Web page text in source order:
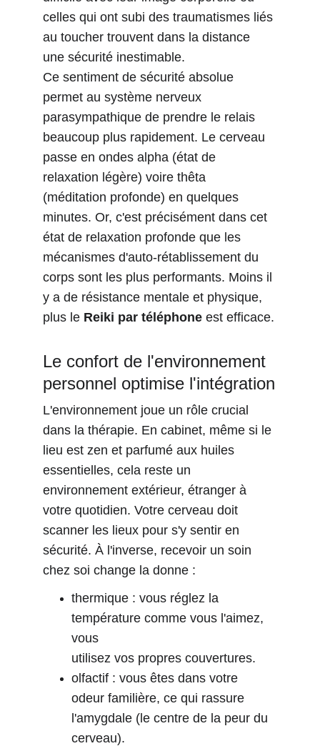
celles qui ont subi des traumatismes liés
au toucher trouvent dans la distance
une sécurité inestimable.
Ce sentiment de sécurité absolue
permet au système nerveux
parasympathique de prendre le relais
beaucoup plus rapidement. Le cerveau
passe en ondes alpha (état de
relaxation légère) voire thêta
(méditation profonde) en quelques
minutes. Or, c'est précisément dans cet
état de relaxation profonde que les
mécanismes d'auto-rétablissement du
corps sont les plus performants. Moins il
y a de résistance mentale et physique,
plus le Reiki par téléphone est efficace.
Le confort de l'environnement
personnel optimise l'intégration
L'environnement joue un rôle crucial
dans la thérapie. En cabinet, même si le
lieu est zen et parfumé aux huiles
essentielles, cela reste un
environnement extérieur, étranger à
votre quotidien. Votre cerveau doit
scanner les lieux pour s'y sentir en
sécurité. À l'inverse, recevoir un soin
chez soi change la donne :
thermique : vous réglez la
température comme vous l'aimez,
vous
utilisez vos propres couvertures.
olfactif : vous êtes dans votre
odeur familière, ce qui rassure
l'amygdale (le centre de la peur du
cerveau).